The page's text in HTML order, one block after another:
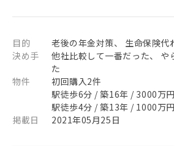
目的
老後の年金対策、 生命保険代
決め手
他社比較して一番だった、 や
た
物件
初回購入2件
駅徒歩6分 / 築16年 / 3000万
駅徒歩4分 / 築13年 / 1000万
掲載日
2021年05月25日